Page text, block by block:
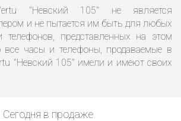
"Невский 105" не является
и не пытается им быть для любых
представленных на этом
все часы и телефоны, продаваемые в
"Невский 105" имели и имеют своих
Сегодня в продаже